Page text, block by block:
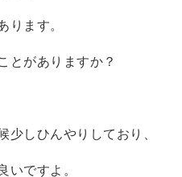
ります。
とがありますか？
少しひんやりしており、
いですよ。